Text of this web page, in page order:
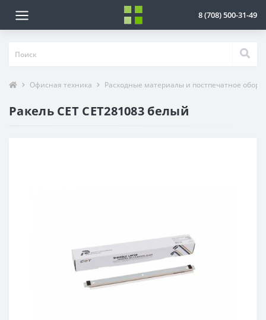
8 (708) 500-31-49
Офисная техника Расходные материалы и постпечатное
Ракель CET CET281083 белый